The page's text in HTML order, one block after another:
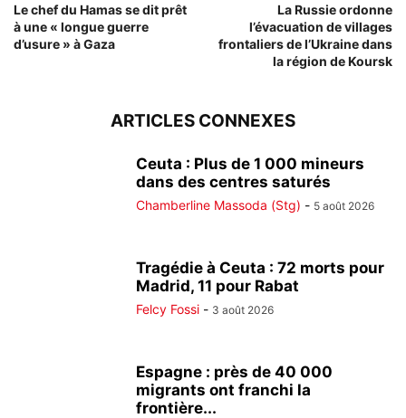
Le chef du Hamas se dit prêt
à une « longue guerre
d’usure » à Gaza
La Russie ordonne
l’évacuation de villages
frontaliers de l’Ukraine dans
la région de Koursk
ARTICLES CONNEXES
Ceuta : Plus de 1 000 mineurs
dans des centres saturés
Chamberline Massoda (Stg) - 5 août 2026
Tragédie à Ceuta : 72 morts pour
Madrid, 11 pour Rabat
Felcy Fossi - 3 août 2026
Espagne : près de 40 000
migrants ont franchi la
frontière...